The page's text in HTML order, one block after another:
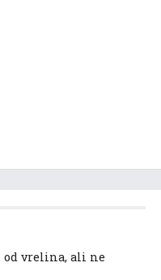
od vrelina, ali ne